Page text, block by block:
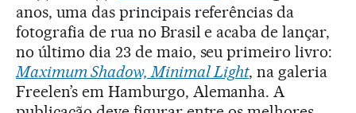
anos, uma das principais referências da
fotografia de rua no Brasil e acaba de lançar,
no último dia 23 de maio, seu primeiro livro:
Maximum Shadow, Minimal Light, na galeria
Freelen’s em Hamburgo, Alemanha. A